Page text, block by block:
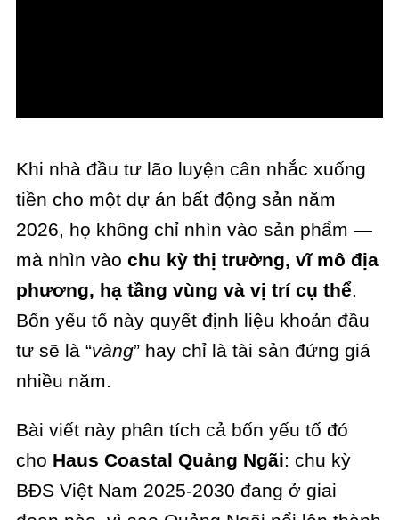
Khi nhà đầu tư lão luyện cân nhắc xuống
tiền cho một dự án bất động sản năm
2026, họ không chỉ nhìn vào sản phẩm —
mà nhìn vào chu kỳ thị trường, vĩ mô địa
phương, hạ tầng vùng và vị trí cụ thể.
Bốn yếu tố này quyết định liệu khoản đầu
tư sẽ là “vàng” hay chỉ là tài sản đứng giá
nhiều năm.
Bài viết này phân tích cả bốn yếu tố đó
cho Haus Coastal Quảng Ngãi: chu kỳ
BĐS Việt Nam 2025-2030 đang ở giai